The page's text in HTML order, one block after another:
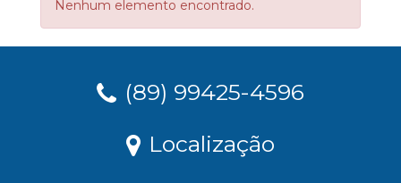
Nenhum elemento encontrado.
(89) 99425-4596
Localização